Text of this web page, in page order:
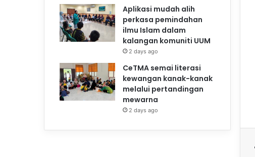
Aplikasi mudah alih
perkasa pemindahan
ilmu Islam dalam
kalangan komuniti UUM
2 days ago
CeTMA semai literasi
kewangan kanak-kanak
melalui pertandingan
mewarna
2 days ago